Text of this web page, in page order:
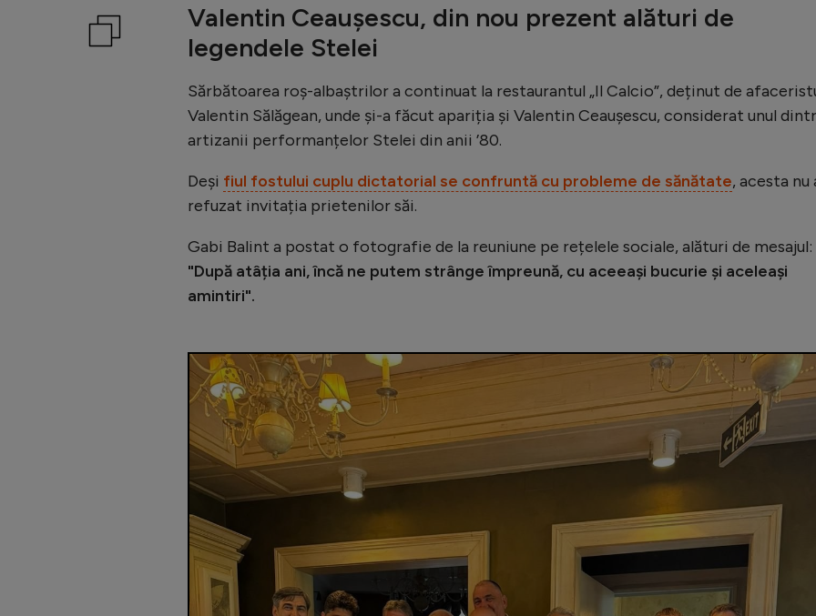
Valentin Ceaușescu, din nou prezent alături de
legendele Stelei
Sărbătoarea roș-albaștrilor a continuat la restaurantul „Il Calcio”, deținut de
Valentin Sălăgean, unde și-a făcut apariția și Valentin Ceaușescu, considerat unul
artizanii performanțelor Stelei din anii ’80.
Deși fiul fostului cuplu dictatorial se confruntă cu probleme de sănătate, acesta nu
refuzat invitația prietenilor săi.
Gabi Balint a postat o fotografie de la reuniune pe rețelele sociale, alături de mesajul:
"După atâția ani, încă ne putem strânge împreună, cu aceeași bucurie și aceleași
amintiri".